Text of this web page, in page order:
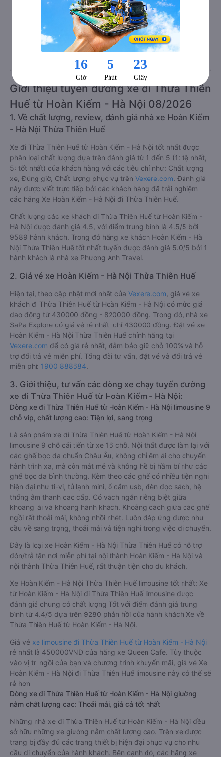
Số lượng chuyến xe 33 chuyến
Số lượng nhà xe 10 nhà xe
Giới thiệu tuyến đường xe đi Thừa Thiên
Huế từ Hoàn Kiếm - Hà Nội 08/2026
1. Về chất lượng, review, đánh giá nhà xe Hoàn Kiếm
- Hà Nội Thừa Thiên Huế
Xe đi Thừa Thiên Huế từ Hoàn Kiếm - Hà Nội tốt nhất được
phân loại chất lượng dựa trên đánh giá từ 1 đến 5 (1: tệ nhất,
5: tốt nhất) của khách hàng với các tiêu chí như: Chất lượng
xe, Đúng giờ, Chất lượng phục vụ trên Vexere.com. Đánh giá
này được viết trực tiếp bởi các khách hàng đã trải nghiệm
các hãng Xe Hoàn Kiếm - Hà Nội đi Thừa Thiên Huế.
Chất lượng các xe khách đi Thừa Thiên Huế từ Hoàn Kiếm -
Hà Nội được đánh giá 4.5, với điểm trung bình là 4.5/5 bởi
9589 hành khách. Trong đó hãng xe khách Hoàn Kiếm - Hà
Nội Thừa Thiên Huế tốt nhất tuyến được đánh giá 5.0/5 bởi 1
hành khách là nhà xe Phương Anh Travel.
2. Giá vé xe Hoàn Kiếm - Hà Nội Thừa Thiên Huế
Hiện tại, theo cập nhật mới nhất của Vexere.com , giá vé xe
khách đi Thừa Thiên Huế từ Hoàn Kiếm - Hà Nội có mức giá
dao động từ 430000 đồng - 820000 đồng. Trong đó, nhà xe
SaPa Explore có giá vé rẻ nhất, chỉ 430000 đồng. Đặt vé xe
Hoàn Kiếm - Hà Nội Thừa Thiên Huế chính hãng tại
Vexere.com để có giá rẻ nhất, đảm bảo giữ chỗ 100% và hỗ
trợ đổi trả vé miễn phí. Tổng đài tư vấn, đặt vé và đổi trả vé
miễn phí: 1900 888684.
3. Giới thiệu, tư vấn các dòng xe chạy tuyến đường
xe đi Thừa Thiên Huế từ Hoàn Kiếm - Hà Nội:
Dòng xe đi Thừa Thiên Huế từ Hoàn Kiếm - Hà Nội limousine 9
chỗ vip, chất lượng cao: Tiện lợi, sang trọng
Là sản phẩm xe đi Thừa Thiên Huế từ Hoàn Kiếm - Hà Nội
limousine 9 chỗ cải tiến từ xe 16 chỗ. Nội thất được làm lại với
các ghế bọc da chuẩn Châu Âu, không chỉ êm ái cho chuyến
hành trình xa, mà còn mát mẻ và không hề bị hầm bí như các
ghế bọc da bình thường. Kèm theo các ghế có nhiều tiện nghi
hiện đại như ti-vi, tủ lạnh mini, ổ cắm usb, đèn đọc sách, hệ
thống âm thanh cao cấp. Có vách ngăn riêng biệt giữa
khoang lái và khoang hành khách. Khoảng cách giữa các ghế
ngồi rất thoải mái, không nhồi nhét. Luôn đáp ứng được nhu
cầu về sang trọng, thoải mái và tiện nghi trong việc di chuyển.
Đây là loại xe Hoàn Kiếm - Hà Nội Thừa Thiên Huế có hỗ trợ
đón/trả tận nơi miễn phí tại nội thành Hoàn Kiếm - Hà Nội và
nội thành Thừa Thiên Huế, rất thuận tiện cho du khách.
Xe Hoàn Kiếm - Hà Nội Thừa Thiên Huế limousine tốt nhất: Xe
từ Hoàn Kiếm - Hà Nội đi Thừa Thiên Huế limousine được
đánh giá chung có chất lượng Tốt với điểm đánh giá trung
bình từ 4.4/5 dựa trên 9280 phản hồi của hành khách Xe về
Thừa Thiên Huế từ Hoàn Kiếm - Hà Nội.
Giá vé xe limousine đi Thừa Thiên Huế từ Hoàn Kiếm - Hà Nội
rẻ nhất là 450000VND của hãng xe Queen Cafe. Tùy thuộc
vào vị trí ngồi của bạn và chương trình khuyến mãi, giá vé Xe
Hoàn Kiếm - Hà Nội đi Thừa Thiên Huế limousine này có thể sẽ
rẻ hơn
Dòng xe đi Thừa Thiên Huế từ Hoàn Kiếm - Hà Nội giường
nằm chất lượng cao: Thoải mái, giá cả tốt nhất
Những nhà xe đi Thừa Thiên Huế từ Hoàn Kiếm - Hà Nội đều
sở hữu những xe giường nằm chất lượng cao. Trên xe được
trang bị đầy đủ các trang thiết bị hiện đại phục vụ cho nhu
cầu di chuyển của hành khách. Bên cạnh đó, các hãng xe